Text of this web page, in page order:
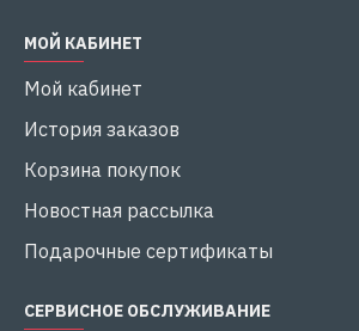
МОЙ КАБИНЕТ
Мой кабинет
История заказов
Корзина покупок
Новостная рассылка
Подарочные сертификаты
СЕРВИСНОЕ ОБСЛУЖИВАНИЕ